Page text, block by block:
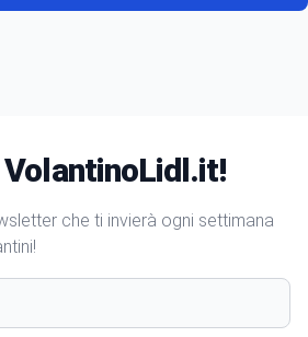
che ti invierà ogni settimana